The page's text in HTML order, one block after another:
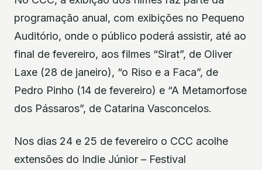
programação anual, com exibições no Pequeno
Auditório, onde o público poderá assistir, até ao
final de fevereiro, aos filmes “Sirat”, de Oliver
Laxe (28 de janeiro), “o Riso e a Faca”, de
Pedro Pinho (14 de fevereiro) e “A Metamorfose
dos Pássaros”, de Catarina Vasconcelos.
Nos dias 24 e 25 de fevereiro o CCC acolhe
extensões do Indie Júnior – Festival